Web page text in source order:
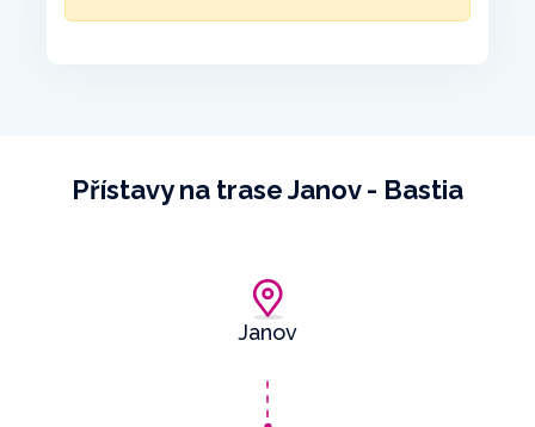
Přístavy na trase Janov - Bastia
Janov